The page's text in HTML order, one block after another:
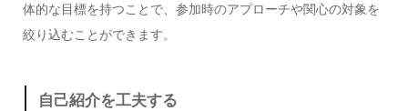
体的な目標を持つことで、参加時のアプローチや関心の対象を
絞り込むことができます。
自己紹介を工夫する